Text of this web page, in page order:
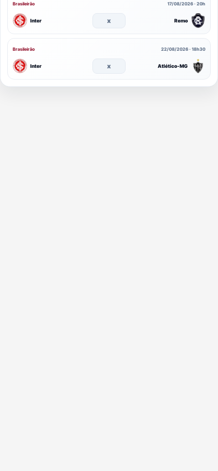
Brasileirão 17/08/2026 · 20h
Inter x Remo
Brasileirão 22/08/2026 · 18h30
Inter x Atlético-MG